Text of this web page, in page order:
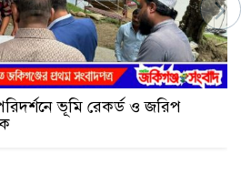
ভূমি রেকর্ড ও জরিপ